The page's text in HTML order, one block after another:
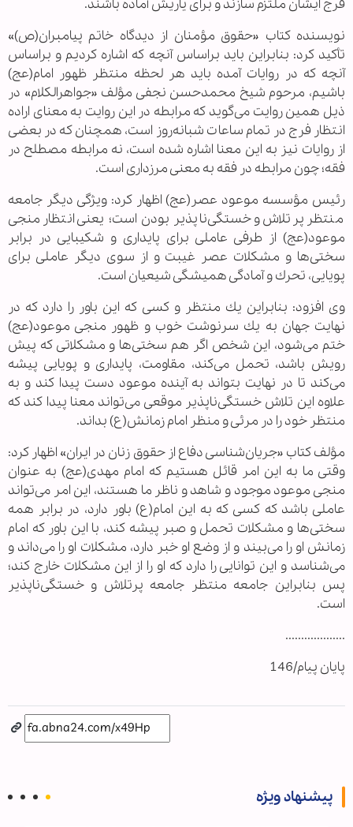
فرج ايشان ملتزم سازند و برای ياريش آماده باشند.
نويسنده كتاب «حقوق مؤمنان از ديدگاه خاتم پيامبران(ص)»
تأكيد كرد: بنابراين بايد براساس آنچه كه اشاره كرديم و براساس
آنچه كه در روايات آمده بايد هر لحظه منتظر ظهور امام(عج)
باشيم، مرحوم شيخ محمدحسن نجفی مؤلف «جواهرالكلام» در
ذيل همين روايت می‌گويد كه مرابطه در اين روايت به معنای اراده
انتظار فرج در تمام ساعات شبانه‌روز است، همچنان كه در بعضی
از روايات نيز به اين معنا اشاره شده است، نه مرابطه مصطلح در
فقه؛ چون مرابطه در فقه به معنی مرزداری است.
رئيس مؤسسه موعود عصر(عج) اظهار كرد: ويژگی ديگر جامعه
منتظر پرتلاش و خستگی‌ناپذير بودن است؛ يعنی انتظار منجی
موعود(عج) از طرفی عاملی برای پايداری و شكيبايی در برابر
سختی‌ها و مشكلات عصر غيبت و از سوی ديگر عاملی برای
پويايی، تحرك و آمادگی هميشگی شيعيان است.
وی افزود: بنابراين يك منتظر و كسی كه اين باور را دارد كه در
نهايت جهان به يك سرنوشت خوب و ظهور منجی موعود(عج)
ختم می‌شود، اين شخص اگر هم سختی‌ها و مشكلاتی كه پيش
رويش باشد، تحمل می‌كند، مقاومت، پايداری و پويايی پيشه
می‌كند تا در نهايت بتواند به آينده موعود دست پيدا كند و به
علاوه اين تلاش خستگی‌ناپذير موقعی می‌تواند معنا پيدا كند كه
منتظر خود را در مرئی و منظر امام زمانش(ع) بداند.
مؤلف كتاب «جريان‌شناسی دفاع از حقوق زنان در ايران» اظهار كرد:
وقتی ما به اين امر قائل هستيم كه امام مهدی(عج) به عنوان
منجی موعود موجود و شاهد و ناظر ما هستند، اين امر می‌تواند
عاملی باشد كه كسی كه به اين امام(ع) باور دارد، در برابر همه
سختی‌ها و مشكلات تحمل و صبر پيشه كند، با اين باور كه امام
زمانش او را می‌بيند و از وضع او خبر دارد، مشكلات او را می‌داند و
می‌شناسد و اين توانايی را دارد كه او را از اين مشكلات خارج كند؛
پس بنابراين جامعه منتظر جامعه پرتلاش و خستگی‌ناپذير
است.
...................
پایان پیام/146
پیشنهاد ویژه